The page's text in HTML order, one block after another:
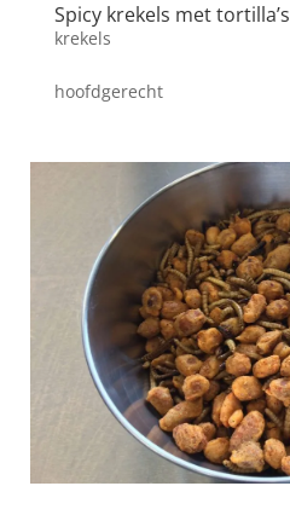
Spicy krekels met tortilla’s
krekels
hoofdgerecht